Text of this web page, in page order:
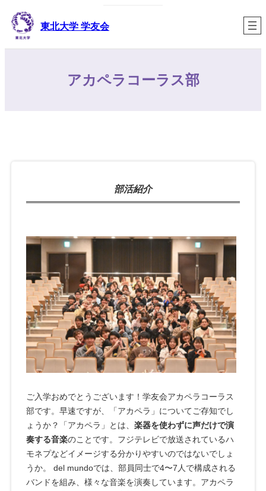
容
東北大学 学友会
アカペラコーラス部
部活紹介
ご入学おめでとうございます！学友会アカペラコーラス
部です。早速ですが、「アカペラ」についてご存知でし
ょうか？「アカペラ」とは、楽器を使わずに声だけで演
奏する音楽のことです。フジテレビで放送されているハ
モネプなどイメージする分かりやすいのではないでしょ
うか。 del mundoでは、部員同士で4〜7人で構成される
バンドを組み、様々な音楽を演奏しています。アカペラ